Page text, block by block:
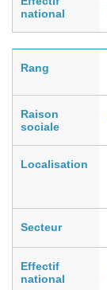
national
Rang
Raison
sociale
Localisation
Secteur
Effectif
national